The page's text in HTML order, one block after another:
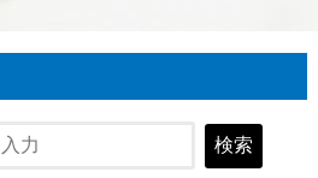
検索